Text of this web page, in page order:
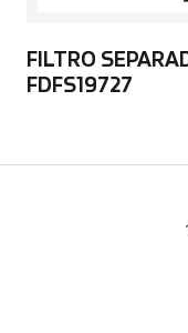
FILTRO
FDFS19727
1